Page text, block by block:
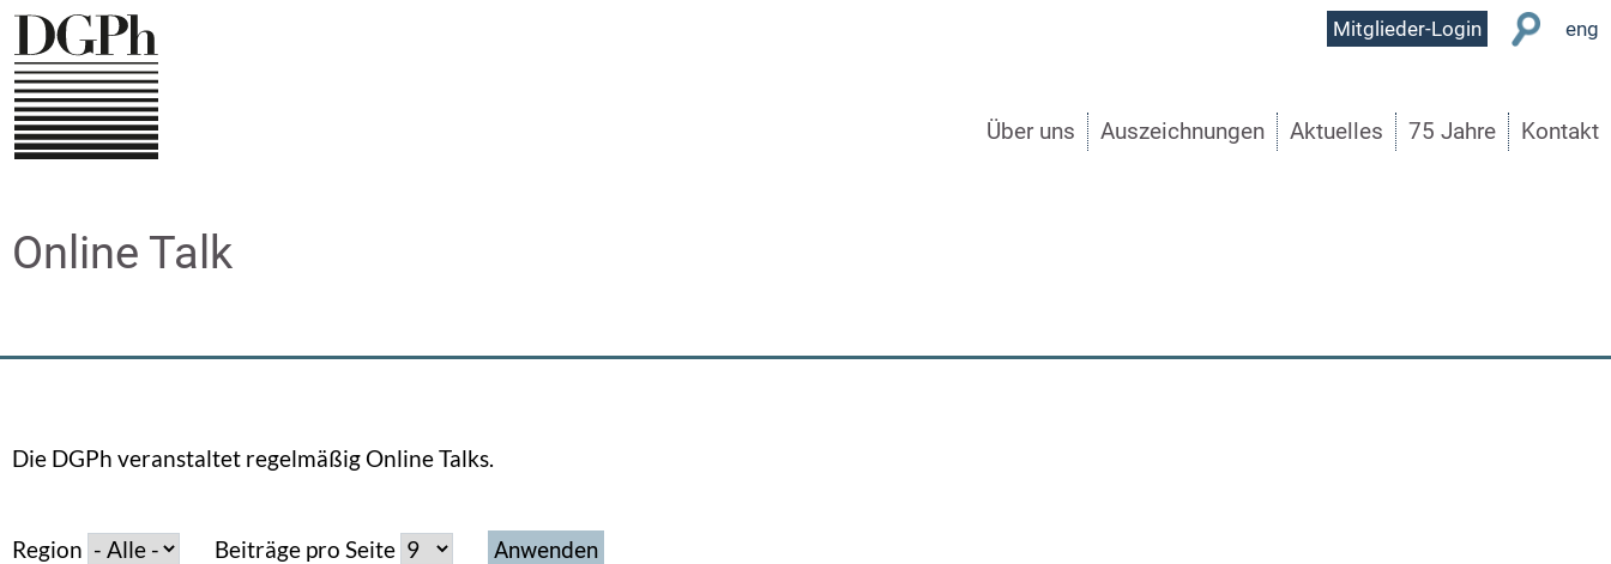
Direkt
zum
Inhalt
User
Mitglieder-Login eng
Über uns Auszeichnungen Aktuelles 75 Jahre Kontakt
Online Talk
Die DGPh veranstaltet regelmäßig Online Talks.
Region Beiträge pro Seite